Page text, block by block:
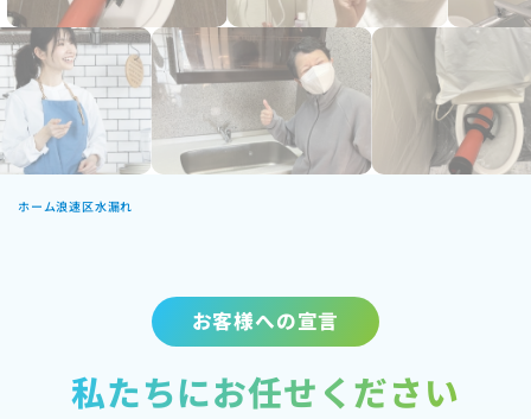
ホーム浪速区水漏れ
お客様への宣言
私たちにお任せください